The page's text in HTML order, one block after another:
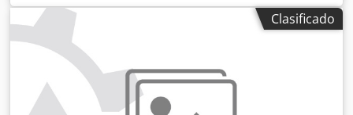
cosido con encuadernación «silla» de M.M., con tiempos
de cambio rápidos y un amplio rango de tamaños. El
modelo «E» cuenta con el sistema completo «AMRYS»
(Sistema automático de preparación). Los alimentadores, la
unidad de cosido, la cortadora y la apiladora se ajustan
rápida y automáticamente al formato de libro deseado.
Incluye: Línea de 7 estaciones con base universal 6
Clasificado